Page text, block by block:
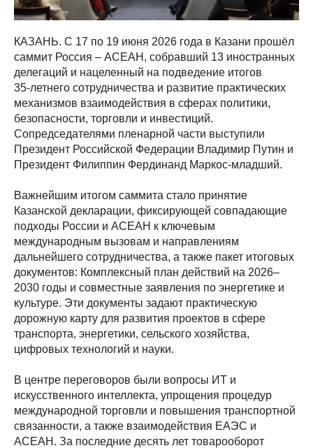
КАЗАНЬ. С 17 по 19 июня 2026 года в Казани прошёл
саммит Россия – АСЕАН, собравший 13 иностранных
делегаций и нацеленный на подведение итогов
35‑летнего сотрудничества и развитие практических
механизмов взаимодействия в сферах политики,
безопасности, торговли и инвестиций.
Сопредседателями пленарной части выступили
Президент Российской Федерации Владимир Путин и
Президент Филиппин Фердинанд Маркос‑младший.
Важнейшим итогом саммита стало принятие
Казанской декларации, фиксирующей совпадающие
подходы России и АСЕАН к ключевым
международным вызовам и направлениям
дальнейшего сотрудничества, а также пакет итоговых
документов: Комплексный план действий на 2026–
2030 годы и совместные заявления по энергетике и
культуре. Эти документы задают практическую
дорожную карту для развития проектов в сфере
транспорта, энергетики, сельского хозяйства,
цифровых технологий и науки.
В центре переговоров были вопросы ИT и
искусственного интеллекта, упрощения процедур
международной торговли и повышения транспортной
связанности, а также взаимодействия ЕАЭС и
АСЕАН. За последние десять лет товарооборот